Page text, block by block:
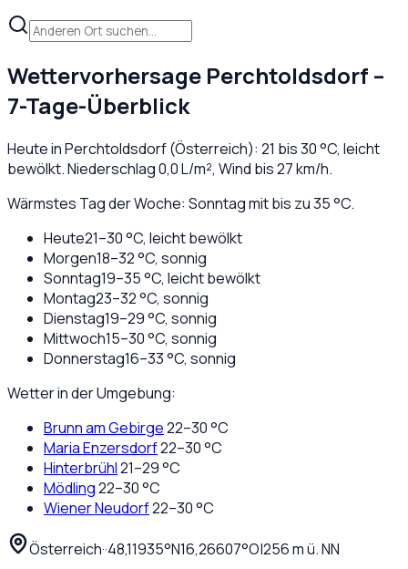
Wettervorhersage Perchtoldsdorf –
7-Tage-Überblick
Heute inPerchtoldsdorf(Österreich): 21 bis30°C, leicht
bewölkt. Niederschlag0,0L/m², Wind bis27km/h.
Wärmstes Tag der Woche: Sonntag mit bis zu 35 °C.
Heute21–30°C, leicht bewölkt
Morgen18–32°C, sonnig
Sonntag19–35°C, leicht bewölkt
Montag23–32°C, sonnig
Dienstag19–29°C, sonnig
Mittwoch15–30°C, sonnig
Donnerstag16–33°C, sonnig
Wetter in der Umgebung:
Brunn am Gebirge22–30°C
Maria Enzersdorf22–30°C
Hinterbrühl21–29°C
Mödling22–30°C
Wiener Neudorf22–30°C
Österreich··48,11935°N16,26607°O|256m ü. NN